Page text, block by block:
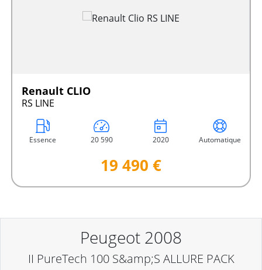
Renault CLIO
RS LINE
Essence 20 590 2020 Automatique
19 490 €
Peugeot 2008
II PureTech 100 S&amp;S ALLURE PACK